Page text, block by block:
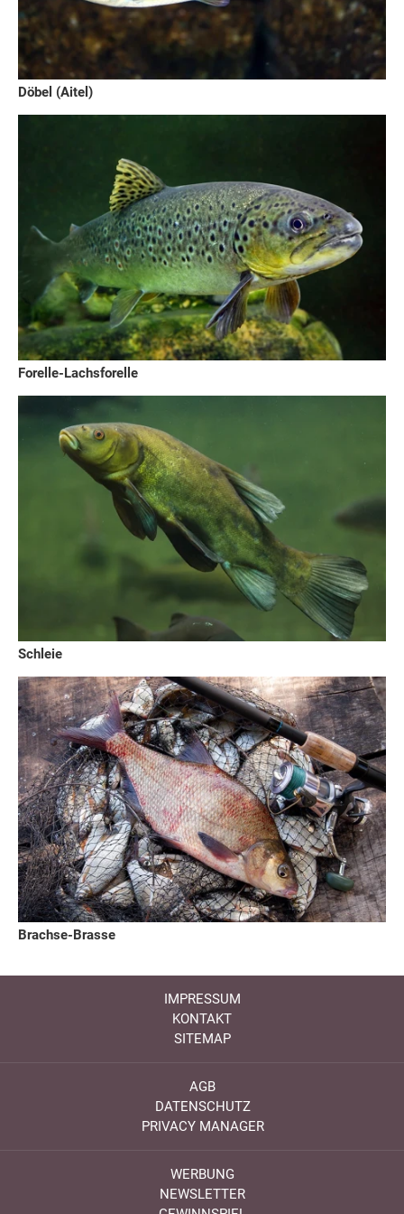
Döbel (Aitel)
Forelle-Lachsforelle
Schleie
Brachse-Brasse
IMPRESSUM
KONTAKT
SITEMAP
AGB
DATENSCHUTZ
PRIVACY MANAGER
WERBUNG
NEWSLETTER